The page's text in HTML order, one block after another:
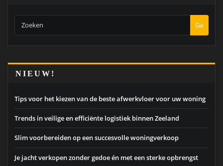
Ga
NIEUW!
Tips voor het kiezen van de beste afwerkvloer voor uw woning
Trends in veilige en efficiënte logistiek binnen Zeeland
Slim voorbereiden op een succesvolle woningverkoop
Je jacht verkopen zonder gedoe én met een sterke opbrengst